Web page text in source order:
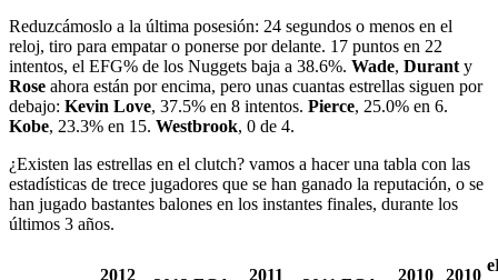
Reduzcámoslo a la última posesión: 24 segundos o menos en el
reloj, tiro para empatar o ponerse por delante. 17 puntos en 22
intentos, el EFG% de los Nuggets baja a 38.6%. Wade, Durant y
Rose ahora están por encima, pero unas cuantas estrellas siguen por
debajo: Kevin Love, 37.5% en 8 intentos. Pierce, 25.0% en 6.
Kobe, 23.3% en 15. Westbrook, 0 de 4.
¿Existen las estrellas en el clutch? vamos a hacer una tabla con las
estadísticas de trece jugadores que se han ganado la reputación, o se
han jugado bastantes balones en los instantes finales, durante los
últimos 3 años.
2012
2011
2010
2010